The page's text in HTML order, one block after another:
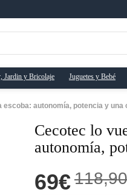
Jardin y Bricolaje Juguetes y Bebé
autonomía, potencia y
Cecotec lo
autonomía,
69€